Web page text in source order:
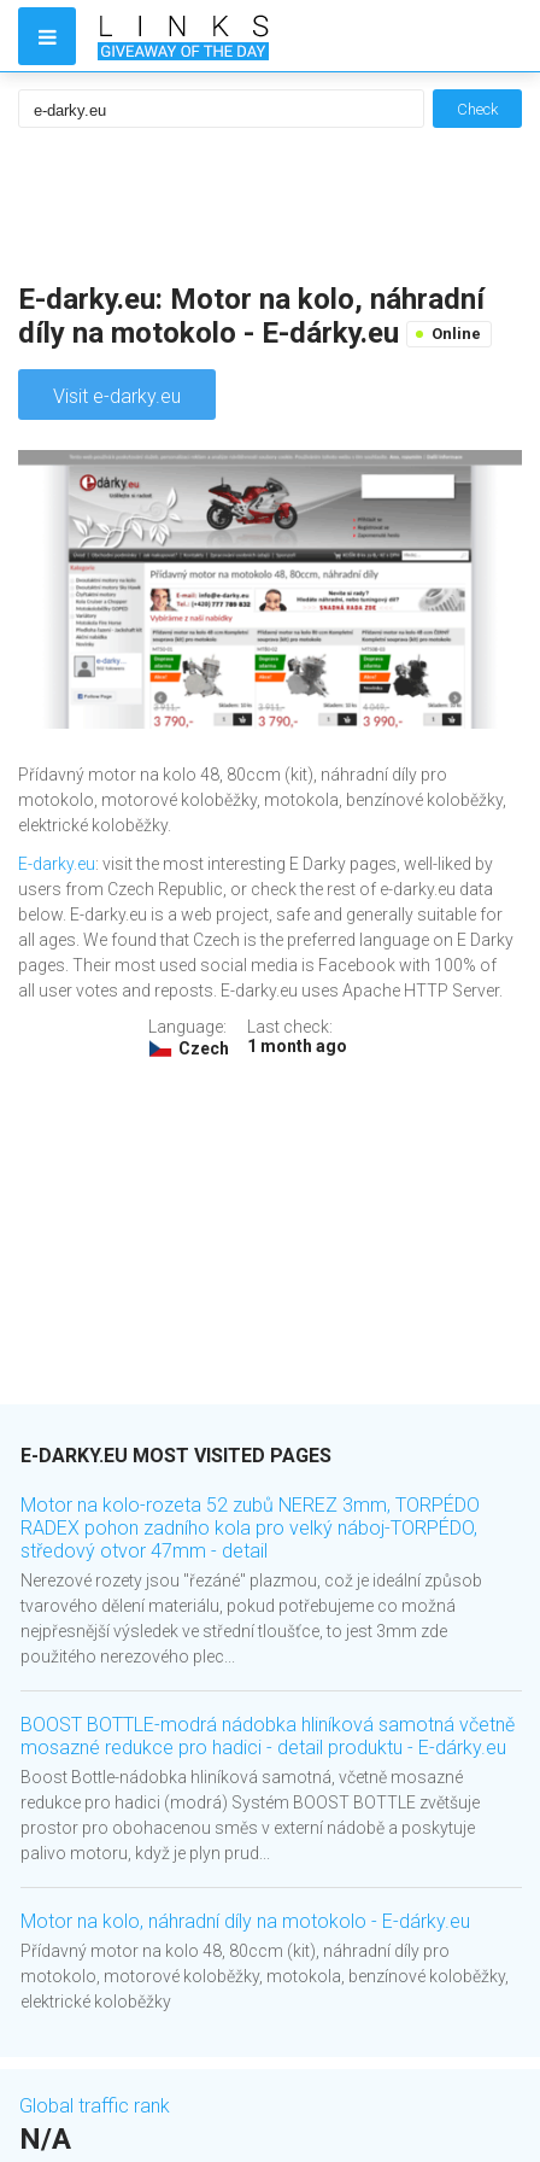
Check
E-darky.eu: Motor na kolo, náhradní
díly na motokolo - E-dárky.eu
Online
Visit e-darky.eu
Přídavný motor na kolo 48, 80ccm (kit), náhradní díly pro
motokolo, motorové koloběžky, motokola, benzínové koloběžky,
elektrické koloběžky.
E-darky.eu: visit the most interesting E Darky pages, well-liked by
users from Czech Republic, or check the rest of e-darky.eu data
below. E-darky.eu is a web project, safe and generally suitable for
all ages. We found that Czech is the preferred language on E Darky
pages. Their most used social media is Facebook with 100% of
all user votes and reposts. E-darky.eu uses Apache HTTP Server.
Language:
Czech
Last check:
1 month ago
E-DARKY.EU MOST VISITED PAGES
Motor na kolo-rozeta 52 zubů NEREZ 3mm, TORPÉDO
RADEX pohon zadního kola pro velký náboj-TORPÉDO,
středový otvor 47mm - detail
Nerezové rozety jsou "řezáné" plazmou, což je ideální způsob
tvarového dělení materiálu, pokud potřebujeme co možná
nejpřesnější výsledek ve střední tloušťce, to jest 3mm zde
použitého nerezového plec...
BOOST BOTTLE-modrá nádobka hliníková samotná včetně
mosazné redukce pro hadici - detail produktu - E-dárky.eu
Boost Bottle-nádobka hliníková samotná, včetně mosazné
redukce pro hadici (modrá) Systém BOOST BOTTLE zvětšuje
prostor pro obohacenou směs v externí nádobě a poskytuje
palivo motoru, když je plyn prud...
Motor na kolo, náhradní díly na motokolo - E-dárky.eu
Přídavný motor na kolo 48, 80ccm (kit), náhradní díly pro
motokolo, motorové koloběžky, motokola, benzínové koloběžky,
elektrické koloběžky
Global traffic rank
N/A